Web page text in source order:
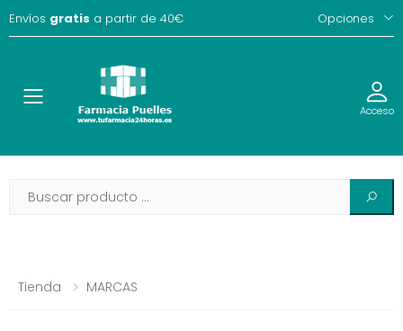
Envíos gratis a partir de 40€ Opciones
Toggle Acceso
Tienda MARCAS